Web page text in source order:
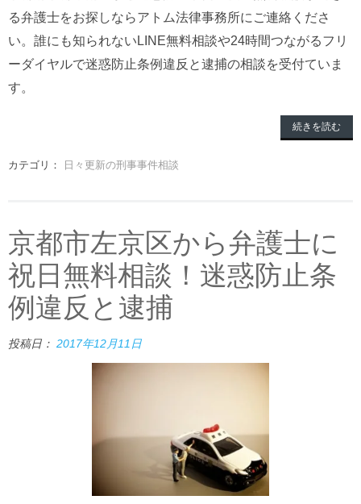
る弁護士をお探しならアトム法律事務所にご連絡くださ
い。誰にも知られないLINE無料相談や24時間つながるフリ
ーダイヤルで迷惑防止条例違反と逮捕の相談を受付ていま
す。
続きを読む
カテゴリ： 日々更新の刑事事件相談
京都市左京区から弁護士に
祝日無料相談！迷惑防止条
例違反と逮捕
投稿日： 2017年12月11日